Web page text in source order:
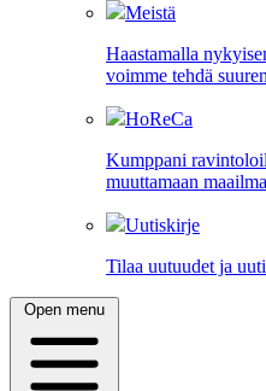
Meistä
Haastamalla
voimme tehdä
HoReCa
Kumppani
muuttamaan
Uutiskirje
Tilaa uutuudet ja
Open menu